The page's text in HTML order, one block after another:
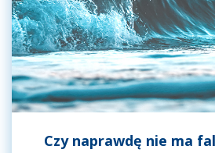
Czy naprawdę nie ma